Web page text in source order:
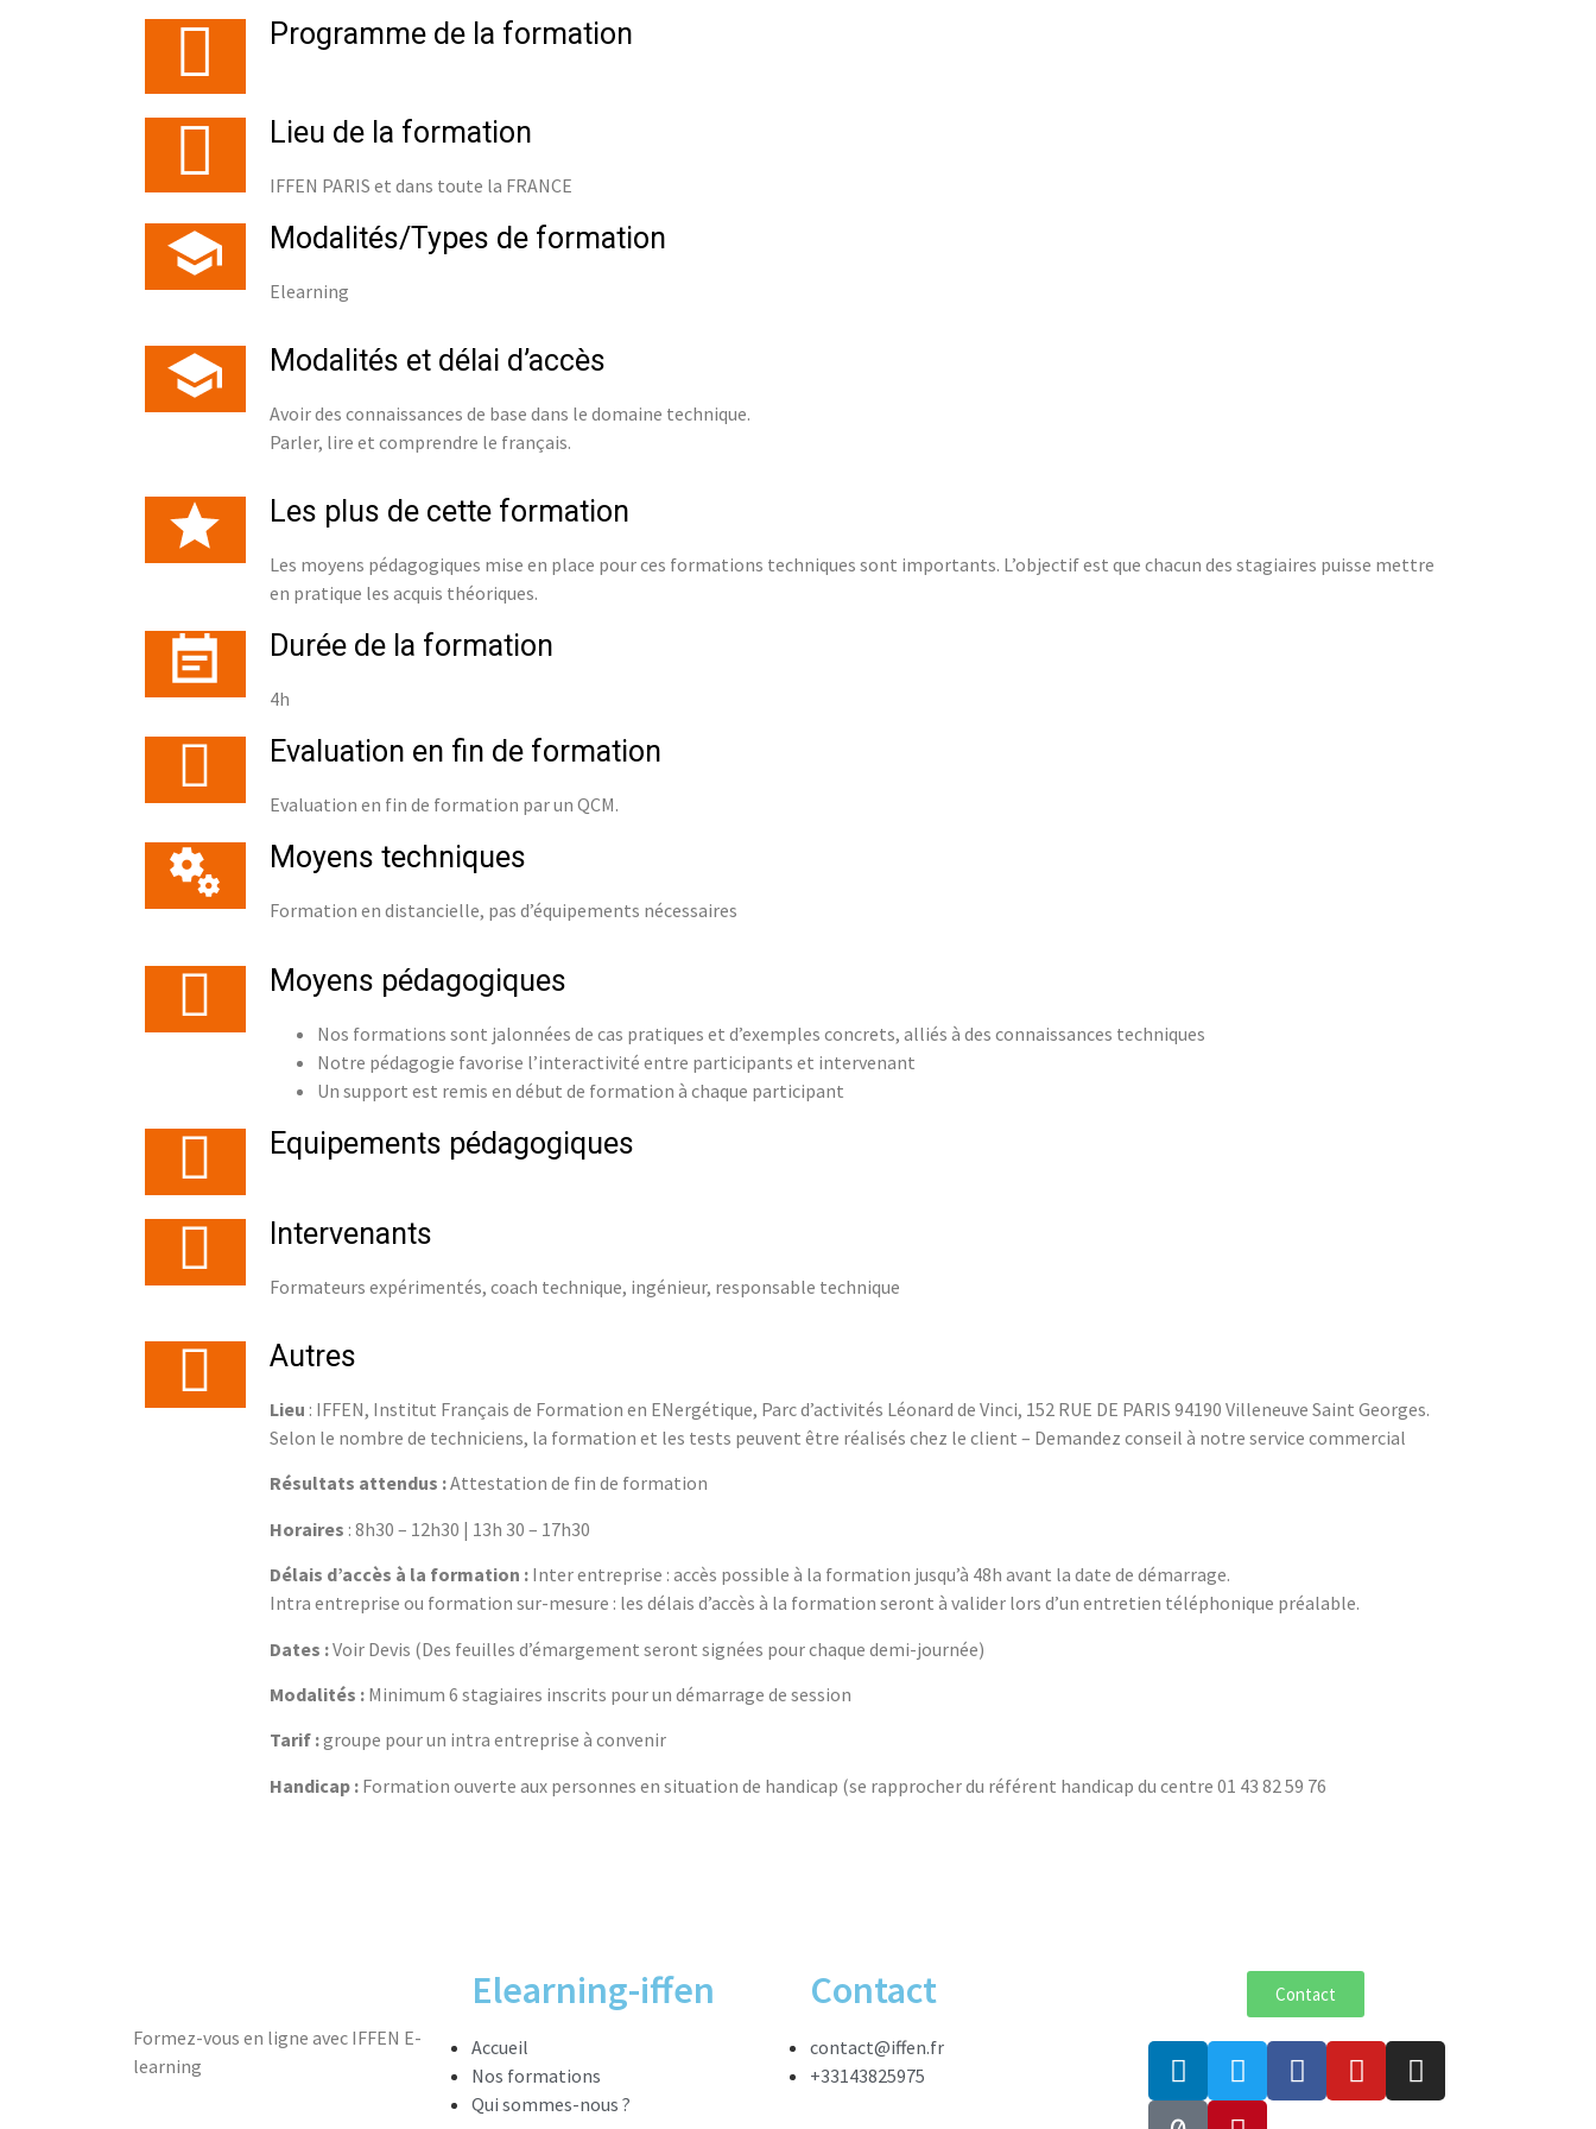
Programme de la formation
Lieu de la formation
IFFEN PARIS et dans toute la FRANCE
Modalités/Types de formation
Elearning
Modalités et délai d’accès
Avoir des connaissances de base dans le domaine technique.
Parler, lire et comprendre le français.
Les plus de cette formation
Les moyens pédagogiques mise en place pour ces formations techniques sont importants. L’objectif est que chacun des stagiaires puisse mettre
en pratique les acquis théoriques.
Durée de la formation
4h
Evaluation en fin de formation
Evaluation en fin de formation par un QCM.
Moyens techniques
Formation en distancielle, pas d’équipements nécessaires
Moyens pédagogiques
Nos formations sont jalonnées de cas pratiques et d’exemples concrets, alliés à des connaissances techniques
Notre pédagogie favorise l’interactivité entre participants et intervenant
Un support est remis en début de formation à chaque participant
Equipements pédagogiques
Intervenants
Formateurs expérimentés, coach technique, ingénieur, responsable technique
Autres
Lieu : IFFEN, Institut Français de Formation en ENergétique, Parc d’activités Léonard de Vinci, 152 RUE DE PARIS 94190 Villeneuve Saint Georges.
Selon le nombre de techniciens, la formation et les tests peuvent être réalisés chez le client – Demandez conseil à notre service commercial
Résultats attendus :Attestation de fin de formation
Horaires : 8h30 – 12h30 | 13h 30 – 17h30
Délais d’accès à la formation :Inter entreprise : accès possible à la formation jusqu’à 48h avant la date de démarrage.
Intra entreprise ou formation sur-mesure : les délais d’accès à la formation seront à valider lors d’un entretien téléphonique préalable.
Dates :Voir Devis (Des feuilles d’émargement seront signées pour chaque demi-journée)
Modalités :Minimum 6 stagiaires inscrits pour un démarrage de session
Tarif :groupe pour un intra entreprise à convenir
Handicap :Formation ouverte aux personnes en situation de handicap (se rapprocher du référent handicap du centre 01 43 82 59 76
Formez-vous en ligne avec IFFEN E-
learning
Elearning-iffen
Accueil
Nos formations
Qui sommes-nous ?
Contact
contact@iffen.fr
+33143825975
Contact